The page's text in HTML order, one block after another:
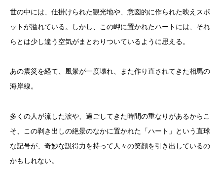
世の中には、仕掛けられた観光地や、意図的に作られた映えスポ
ットが溢れている。しかし、この岬に置かれたハートには、それ
らとは少し違う空気がまとわりついているように思える。
あの震災を経て、風景が一度壊れ、また作り直されてきた相馬の
海岸線。
多くの人が流した涙や、過ごしてきた時間の重なりがあるからこ
そ、この剥き出しの絶景のなかに置かれた「ハート」という直球
な記号が、奇妙な説得力を持って人々の笑顔を引き出しているの
かもしれない。